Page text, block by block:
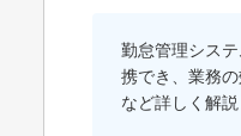
勤怠管理シス
携でき、業務
など詳しく解説